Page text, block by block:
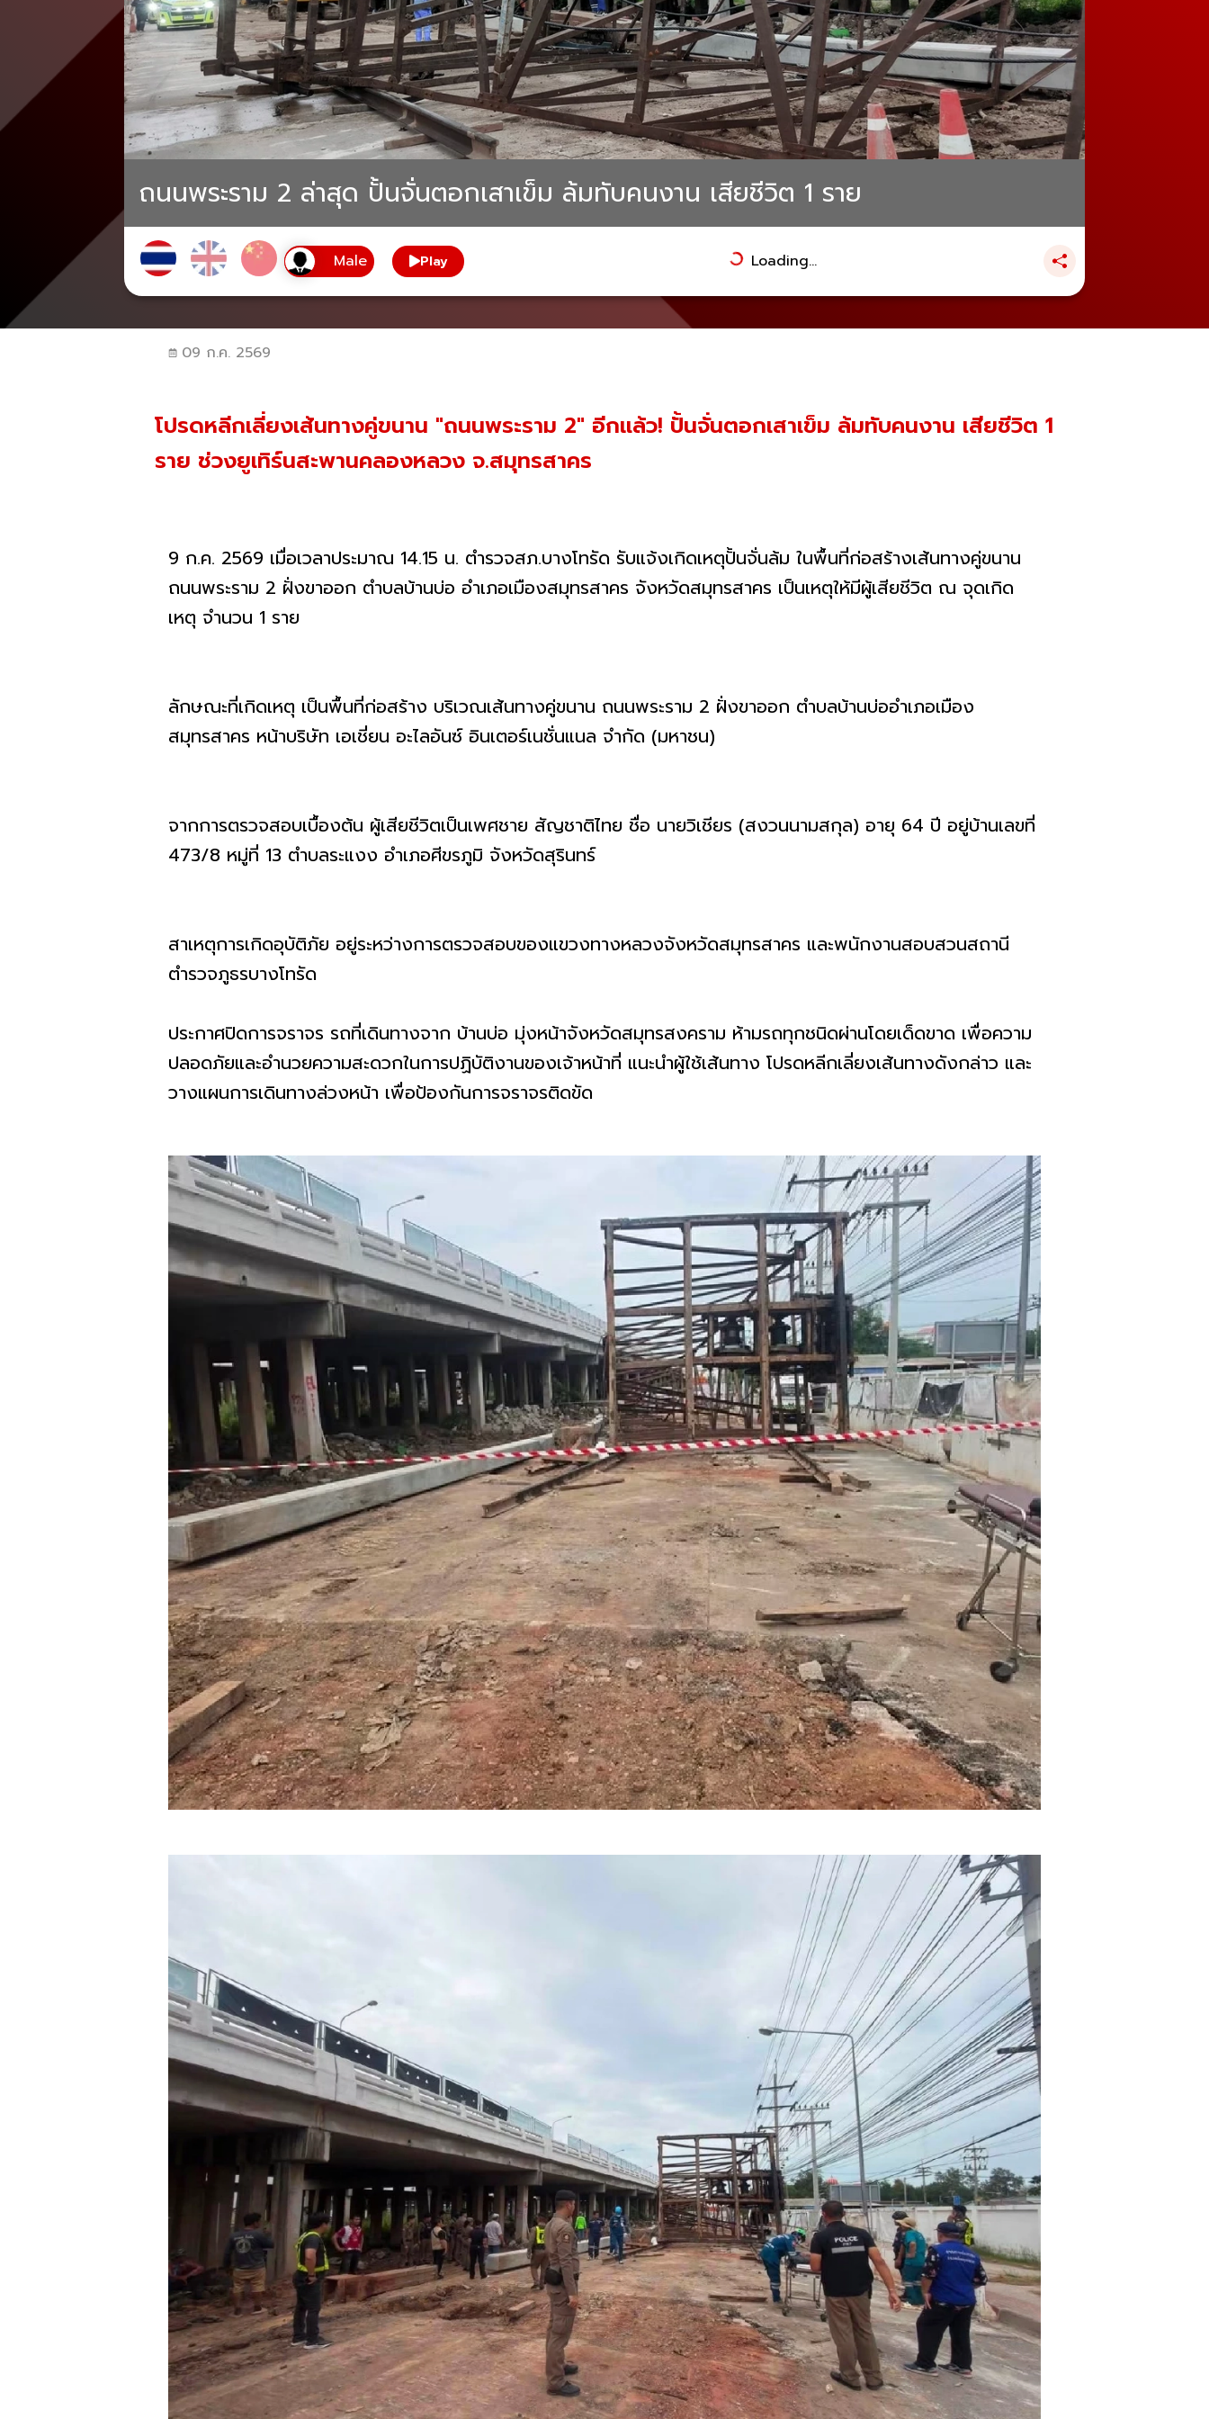
ถนนพระราม 2 ล่าสุด ปั้นจั่นตอกเสาเข็ม ล้มทับคนงาน เสียชีวิต 1 ราย
Play Loading...
09 ก.ค. 2569
โปรดหลีกเลี่ยงเส้นทางคู่ขนาน "ถนนพระราม 2" อีกแล้ว! ปั้นจั่นตอกเสาเข็ม ล้มทับคนงาน เสียชีวิต 1
ราย ช่วงยูเทิร์นสะพานคลองหลวง จ.สมุทรสาคร
9 ก.ค. 2569 เมื่อเวลาประมาณ 14.15 น. ตำรวจสภ.บางโทรัด รับแจ้งเกิดเหตุปั้นจั่นล้ม ในพื้นที่ก่อสร้างเส้นทางคู่ขนาน
ถนนพระราม 2 ฝั่งขาออก ตำบลบ้านบ่อ อำเภอเมืองสมุทรสาคร จังหวัดสมุทรสาคร เป็นเหตุให้มีผู้เสียชีวิต ณ จุดเกิด
เหตุ จำนวน 1 ราย
ลักษณะที่เกิดเหตุ เป็นพื้นที่ก่อสร้าง บริเวณเส้นทางคู่ขนาน ถนนพระราม 2 ฝั่งขาออก ตำบลบ้านบ่ออำเภอเมือง
สมุทรสาคร หน้าบริษัท เอเชี่ยน อะไลอันซ์ อินเตอร์เนชั่นแนล จำกัด (มหาชน)
จากการตรวจสอบเบื้องต้น ผู้เสียชีวิตเป็นเพศชาย สัญชาติไทย ชื่อ นายวิเชียร (สงวนนามสกุล) อายุ 64 ปี อยู่บ้านเลขที่
473/8 หมู่ที่ 13 ตำบลระแงง อำเภอศีขรภูมิ จังหวัดสุรินทร์
สาเหตุการเกิดอุบัติภัย อยู่ระหว่างการตรวจสอบของแขวงทางหลวงจังหวัดสมุทรสาคร และพนักงานสอบสวนสถานี
ตำรวจภูธรบางโทรัด
ประกาศปิดการจราจร รถที่เดินทางจาก บ้านบ่อ มุ่งหน้าจังหวัดสมุทรสงคราม ห้ามรถทุกชนิดผ่านโดยเด็ดขาด เพื่อความ
ปลอดภัยและอำนวยความสะดวกในการปฏิบัติงานของเจ้าหน้าที่ แนะนำผู้ใช้เส้นทาง โปรดหลีกเลี่ยงเส้นทางดังกล่าว และ
วางแผนการเดินทางล่วงหน้า เพื่อป้องกันการจราจรติดขัด